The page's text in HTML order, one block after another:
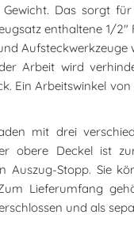
Das sorgt
enthaltene 1/
Arbeit wird
Ein Arbeitswinkel
mit drei
obere Deckel ist
Auszug-Stopp. Sie
Lieferumfang
und als